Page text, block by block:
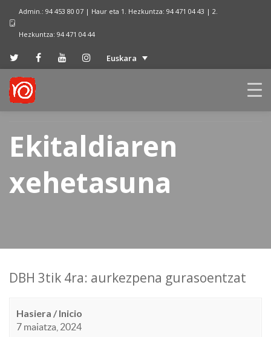
Admin.: 94 453 80 07 | Haur eta 1. Hezkuntza: 94 471 04 43 | 2.
Hezkuntza: 94 471 04 44
Euskara
Ekitaldiaren
xehetasuna
DBH 3tik 4ra: aurkezpena gurasoentzat
Hasiera / Inicio
7 maiatza, 2024